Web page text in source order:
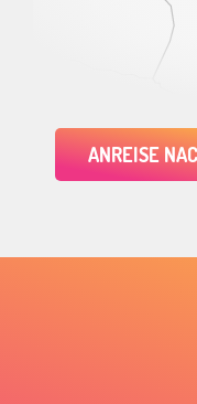
ANREISE